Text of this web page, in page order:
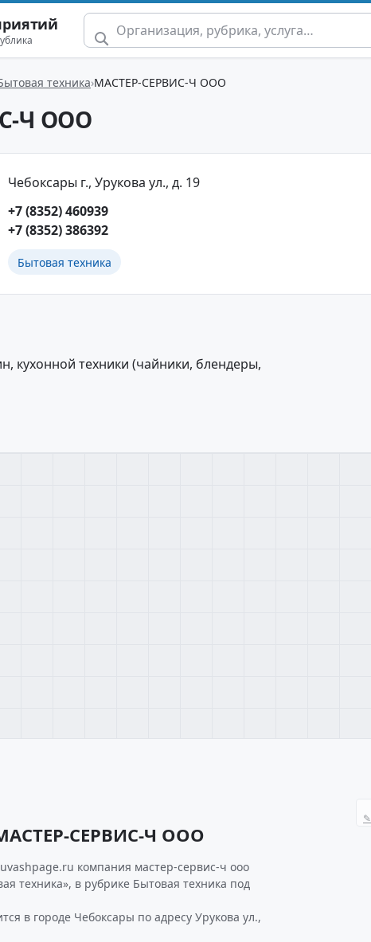
техника МАСТЕР-СЕРВИС-Ч ООО
Ч ООО
Чебоксары г., Урукова ул., д. 19
+7 (8352) 460939
+7 (8352) 386392
Бытовая техника
кухонной техники (чайники, блендеры,
✎
СЕРВИС-Ч ООО
компания мастер-сервис-ч ооо
техника», в рубрике Бытовая техника под
в городе Чебоксары по адресу Урукова ул.,